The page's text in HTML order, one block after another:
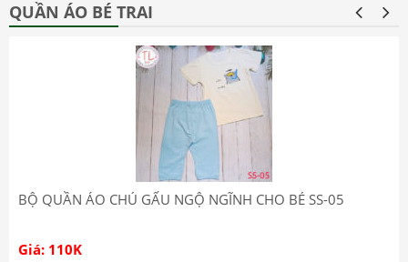
QUẦN ÁO BÉ TRAI
BỘ QUẦN ÁO CHÚ GẤU NGỘ NGĨNH CHO BÉ SS-05
Giá: 110K